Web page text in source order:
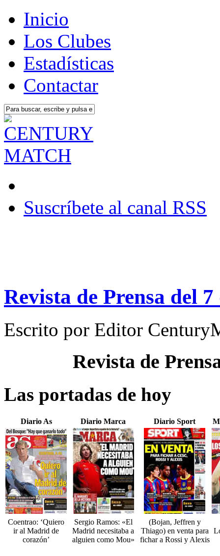
Inicio
Los Clubes
Estadísticas
Contactar
Suscríbete al canal RSS
Revista de Prensa del
Escrito por Editor
Revista de
Las portadas de hoy
Diario As Diario Marca Diario Sport
Coentrao: ‘Quiero
ir al Madrid de
corazón’
Sergio Ramos: «El
Madrid necesitaba a
alguien como Mou»
(Bojan, Jeffren y
Thiago) en venta para
fichar a Rossi y Alexis